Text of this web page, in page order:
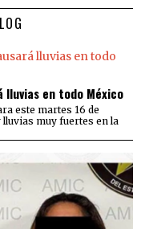
lluvias en todo México
este martes 16 de
muy fuertes en la